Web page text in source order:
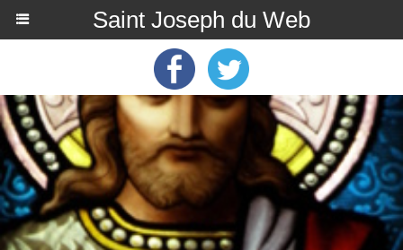
Saint Joseph du Web